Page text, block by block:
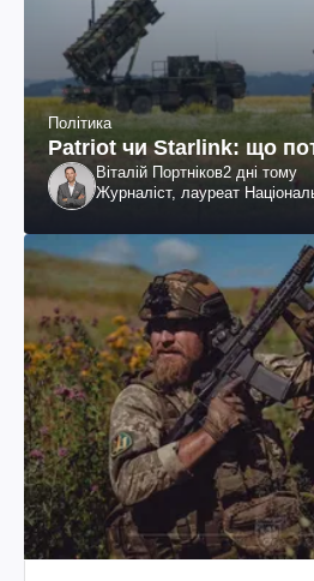
Політика
Patriot чи Starlink: що
Віталій Портніков2 дні тому
Журналіст, лауреат